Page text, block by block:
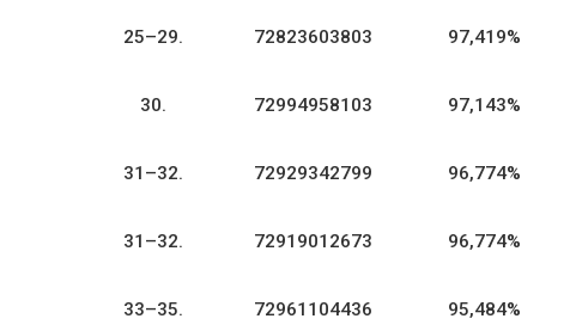
25–29. 72823603803 97,419%
30. 72994958103 97,143%
31–32. 72929342799 96,774%
31–32. 72919012673 96,774%
33–35. 72961104436 95,484%